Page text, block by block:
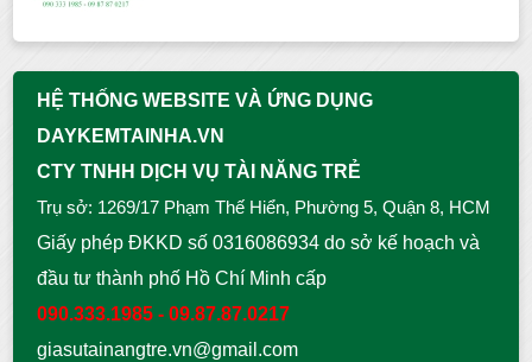
HỆ THỐNG WEBSITE VÀ ỨNG DỤNG
DAYKEMTAINHA.VN
CTY TNHH DỊCH VỤ TÀI NĂNG TRẺ
Trụ sở: 1269/17 Phạm Thế Hiển, Phường 5, Quận 8, HCM
Giấy phép ĐKKD số 0316086934 do sở kế hoạch và
đầu tư thành phố Hồ Chí Minh cấp
090.333.1985 - 09.87.87.0217
giasutainangtre.vn@gmail.com